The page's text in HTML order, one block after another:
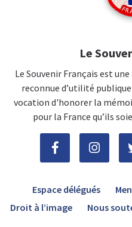
Le
Le Souvenir Français est
reconnue d’utilité
vocation d'honorer la
pour la France qu’ils
Espace délégués
Droit à l’image
Nous